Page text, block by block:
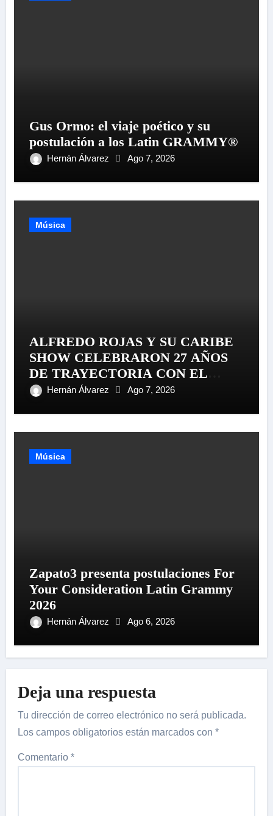
Gus Ormo: el viaje poético y su
postulación a los Latin GRAMMY®
Hernán Álvarez Ago 7, 2026
Música
ALFREDO ROJAS Y SU CARIBE
SHOW CELEBRARON 27 AÑOS
DE TRAYECTORIA CON EL
LANZAMIENTO MUNDIAL DE
Hernán Álvarez Ago 7, 2026
Música
Zapato3 presenta postulaciones For
Your Consideration Latin Grammy
2026
Hernán Álvarez Ago 6, 2026
Deja una respuesta
Tu dirección de correo electrónico no será publicada.
Los campos obligatorios están marcados con*
Comentario*